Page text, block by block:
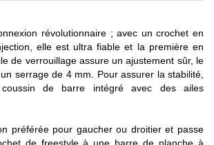
révolutionnaire ; avec un crochet en
elle est ultra fiable et la première en
de verrouillage assure un ajustement sûr, le
serrage de 4 mm. Pour assurer la stabilité,
de barre intégré avec des ailes
préférée pour gaucher ou droitier et passe